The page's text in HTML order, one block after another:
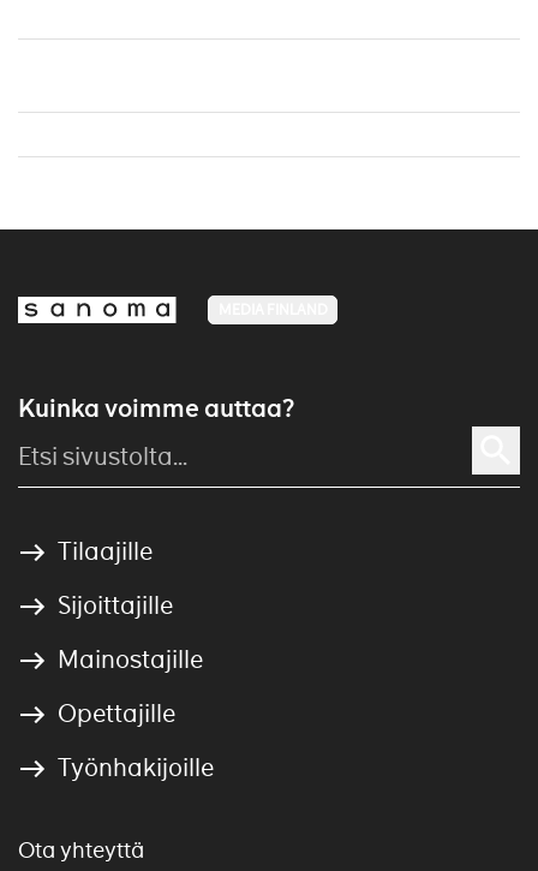
Kuinka voimme auttaa?
Tilaajille
Sijoittajille
Mainostajille
Opettajille
Työnhakijoille
Ota yhteyttä